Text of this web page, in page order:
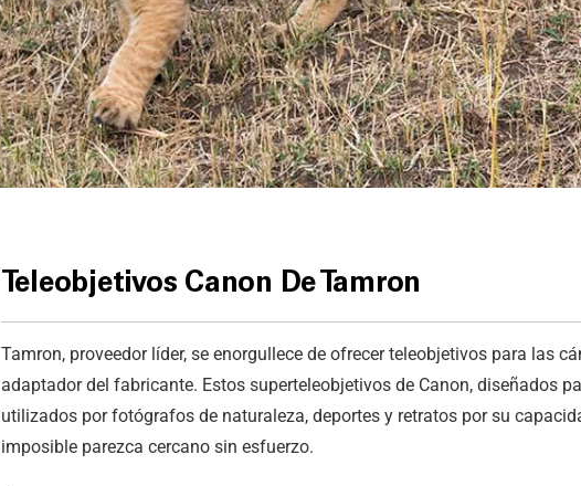
Teleobjetivos Canon De Tamron
Tamron, proveedor líder, se enorgullece de ofrecer teleobjetivos para las
adaptador del fabricante. Estos superteleobjetivos de Canon, diseñados
utilizados por fotógrafos de naturaleza, deportes y retratos por su
imposible parezca cercano sin esfuerzo.